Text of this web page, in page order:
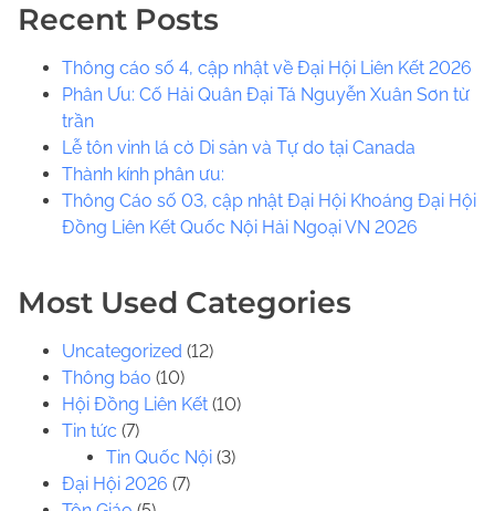
Recent Posts
Thông cáo số 4, cập nhật về Đại Hội Liên Kết 2026
Phân Ưu: Cố Hải Quân Đại Tá Nguyễn Xuân Sơn từ
trần
Lễ tôn vinh lá cờ Di sản và Tự do tại Canada
​​Thành kính phân ưu:
Thông Cáo số 03, cập nhật Đại Hội Khoáng Đại Hội
Đồng Liên Kết Quốc Nội Hải Ngoại VN 2026
Most Used Categories
Uncategorized (12)
Thông báo (10)
Hội Đồng Liên Kết (10)
Tin tức (7)
Tin Quốc Nội (3)
Đại Hội 2026 (7)